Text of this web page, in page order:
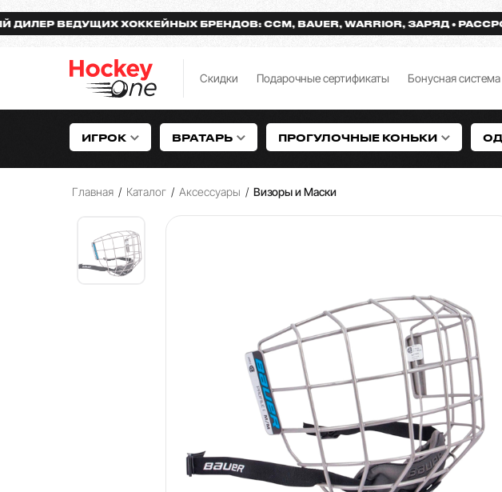
ВЕДУЩИХ ХОККЕЙНЫХ БРЕНДОВ: CCM, BAUER, WARRIOR, ЗАРЯД РАССРОЧКА
Скидки Подарочные сертификаты Бонусная система
ИГРОК ВРАТАРЬ ПРОГУЛОЧНЫЕ КОНЬКИ
Главная / Каталог / Аксессуары / Визоры и Маски